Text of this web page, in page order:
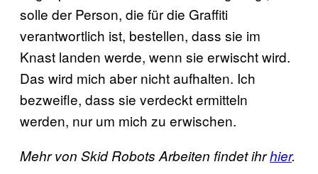
solle der Person, die für die Graffiti
verantwortlich ist, bestellen, dass sie im
Knast landen werde, wenn sie erwischt wird.
Das wird mich aber nicht aufhalten. Ich
bezweifle, dass sie verdeckt ermitteln
werden, nur um mich zu erwischen.
Mehr von Skid Robots Arbeiten findet ihrhier.